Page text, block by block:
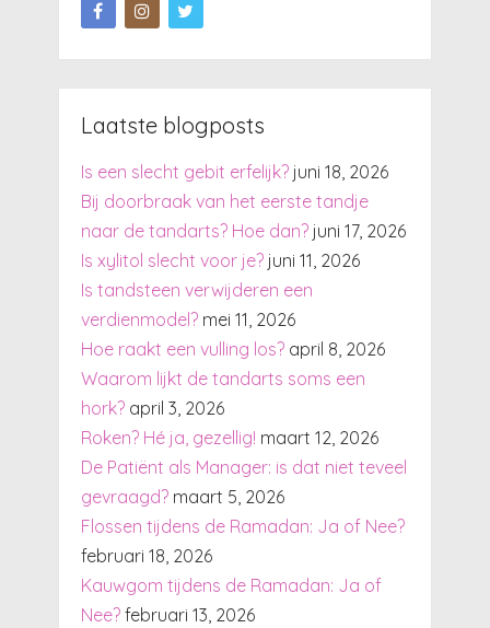
Laatste blogposts
Is een slecht gebit erfelijk? juni 18, 2026
Bij doorbraak van het eerste tandje
naar de tandarts? Hoe dan? juni 17, 2026
Is xylitol slecht voor je? juni 11, 2026
Is tandsteen verwijderen een
verdienmodel? mei 11, 2026
Hoe raakt een vulling los? april 8, 2026
Waarom lijkt de tandarts soms een
hork? april 3, 2026
Roken? Hé ja, gezellig! maart 12, 2026
De Patiënt als Manager: is dat niet teveel
gevraagd? maart 5, 2026
Flossen tijdens de Ramadan: Ja of Nee?
februari 18, 2026
Kauwgom tijdens de Ramadan: Ja of
Nee? februari 13, 2026